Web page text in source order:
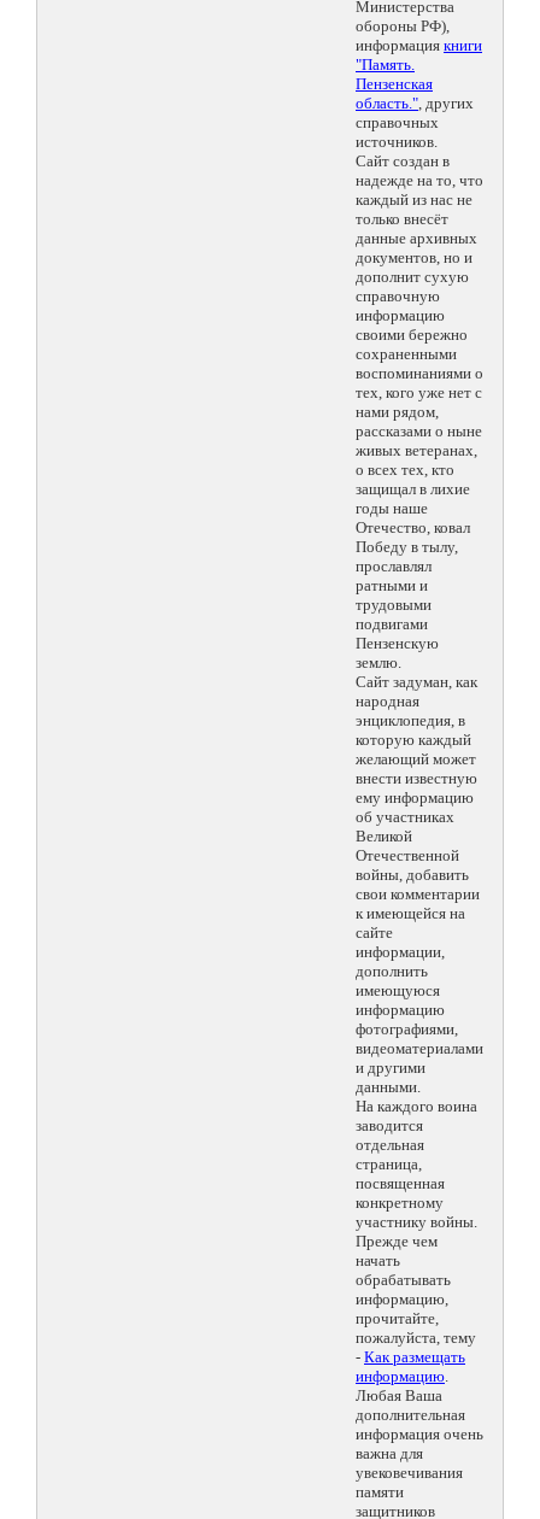
Министерства
обороны РФ),
информация книги
"Память.
Пензенская
область.", других
справочных
источников.
Сайт создан в
надежде на то, что
каждый из нас не
только внесёт
данные архивных
документов, но и
дополнит сухую
справочную
информацию
своими бережно
сохраненными
воспоминаниями о
тех, кого уже нет с
нами рядом,
рассказами о ныне
живых ветеранах,
о всех тех, кто
защищал в лихие
годы наше
Отечество, ковал
Победу в тылу,
прославлял
ратными и
трудовыми
подвигами
Пензенскую
землю.
Сайт задуман, как
народная
энциклопедия, в
которую каждый
желающий может
внести известную
ему информацию
об участниках
Великой
Отечественной
войны, добавить
свои комментарии
к имеющейся на
сайте
информации,
дополнить
имеющуюся
информацию
фотографиями,
видеоматериалами
и другими
данными.
На каждого воина
заводится
отдельная
страница,
посвященная
конкретному
участнику войны.
Прежде чем
начать
обрабатывать
информацию,
прочитайте,
пожалуйста, тему
- Как размещать
информацию.
Любая Ваша
дополнительная
информация очень
важна для
увековечивания
памяти
защитников